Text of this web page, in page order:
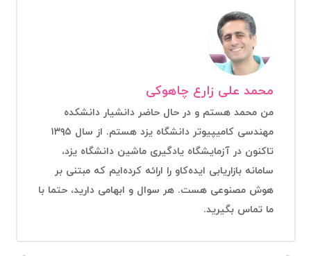
محمد علی زارع چاهوکی
من محمد هستم و در حال حاضر دانشیار دانشکده
مهندسی کامیپیوتر دانشگاه یزد هستم. از سال ۱۳۹۵
تاکنون در آزمایشگاه یادگیری ماشین دانشگاه یزد،
سامانه بازاریابی ایده‌کاو را ارائه کرده‌ایم که مبتنی بر
هوش مصنوعی هست. هر سوال و ابهامی دارید، حتما با
ما تماس بگیرید.